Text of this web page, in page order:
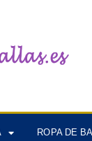
ROPA DE